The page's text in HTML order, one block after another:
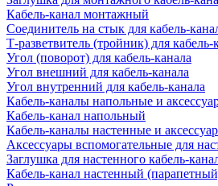
Кабель-канал монтажный
Соединитель на стык для кабель-
Т-разветвитель (тройник) для кабель-
Угол (поворот) для кабель-канала
Угол внешний для кабель-канала
Угол внутренний для кабель-канала
Кабель-каналы напольные и
Кабель-канал напольный
Кабель-каналы настенные и
Аксессуары вспомогательные для
Заглушка для настенного кабель-
Кабель-канал настенный